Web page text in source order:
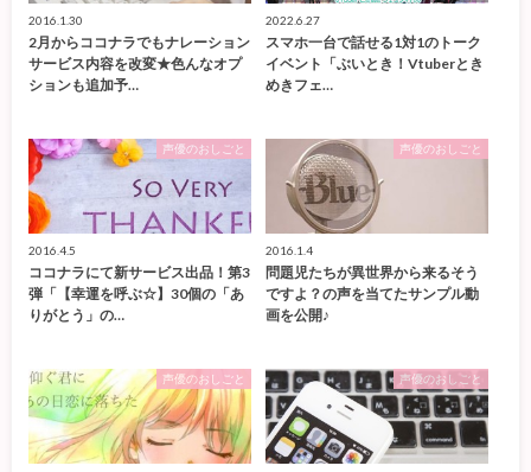
2016.1.30
2月からココナラでもナレーション
サービス内容を改変★色んなオプ
ションも追加予…
2022.6.27
スマホ一台で話せる1対1のトーク
イベント「ぶいとき！Vtuberとき
めきフェ…
声優のおしごと
2016.4.5
ココナラにて新サービス出品！第3
弾「【幸運を呼ぶ☆】30個の「あ
りがとう」の…
声優のおしごと
2016.1.4
問題児たちが異世界から来るそう
ですよ？の声を当てたサンプル動
画を公開♪
声優のおしごと 声優のおしごと